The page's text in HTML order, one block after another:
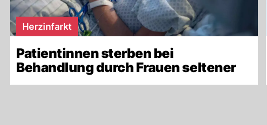
Herzinfarkt
Patientinnen sterben bei
Behandlung durch Frauen seltener